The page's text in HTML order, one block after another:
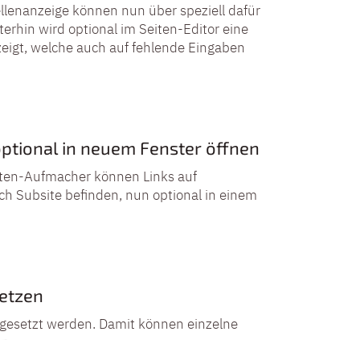
können nun über speziell dafür
wird optional im Seiten-Editor eine
welche auch auf fehlende Eingaben
in neuem Fenster öffnen
Aufmacher können Links auf
Subsite befinden, nun optional in einem
werden. Damit können einzelne